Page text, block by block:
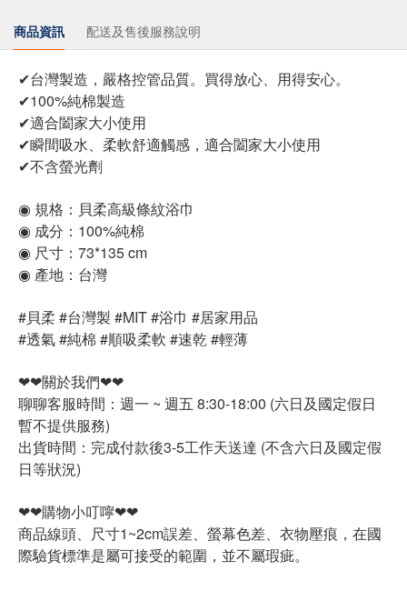
商品資訊 配送及售後服務說明
✔台灣製造，嚴格控管品質。買得放心、用得安心。
✔100%純棉製造
✔適合闔家大小使用
✔瞬間吸水、柔軟舒適觸感，適合闔家大小使用
✔不含螢光劑
◉ 規格：貝柔高級條紋浴巾
◉ 成分：100%純棉
◉ 尺寸：73*135 cm
◉ 產地：台灣
#貝柔 #台灣製 #MIT #浴巾 #居家用品
#透氣 #純棉 #順吸柔軟 #速乾 #輕薄
❤❤關於我們❤❤
聊聊客服時間：週一 ~ 週五 8:30-18:00 (六日及國定假日
暫不提供服務)
出貨時間：完成付款後3-5工作天送達 (不含六日及國定假
日等狀況)
❤❤購物小叮嚀❤❤
商品線頭、尺寸1~2cm誤差、螢幕色差、衣物壓痕，在國
際驗貨標準是屬可接受的範圍，並不屬瑕疵。